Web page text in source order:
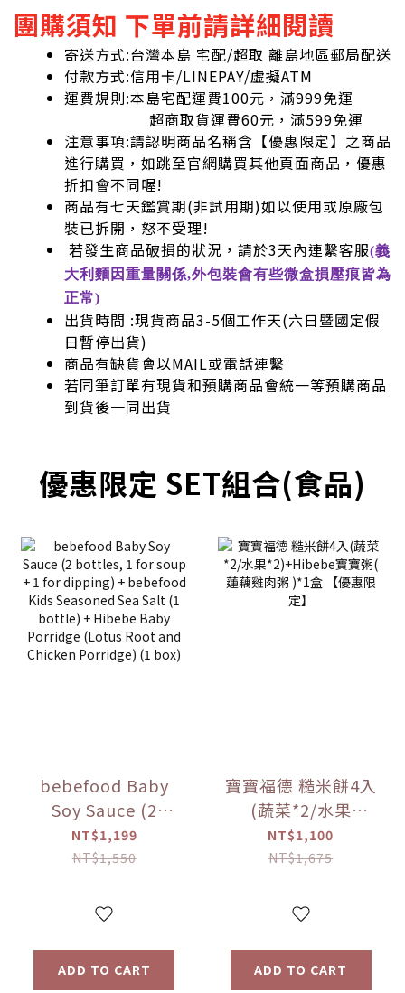
團購須知 下單前請詳細閱讀
寄送方式:台灣本島 宅配/超取 離島地區郵局配送
付款方式:信用卡/LINEPAY/虛擬ATM
運費規則:本島宅配運費100元，滿999免運
超商取貨運費60元，滿599免運
注意事項:請認明商品名稱含【優惠限定】之商品
進行購買，如跳至官網購買其他頁面商品，優惠
折扣會不同喔!
商品有七天鑑賞期(非試用期)如以使用或原廠包
裝已拆開，怒不受理!
若發生商品破損的狀況，請於3天內連繫客服(義
大利麵因重量關係,外包裝會有些微盒損壓痕皆為
正常)
出貨時間 :現貨商品3-5個工作天(六日暨國定假
日暫停出貨)
商品有缺貨會以MAIL或電話連繫
若同筆訂單有現貨和預購商品會統一等預購商品
到貨後一同出貨
優惠限定 SET組合(食品)
bebefood Baby
Soy Sauce (2
bottles, 1 for
soup + 1 for
bebefood Kids
Salt (1 bottle) +
Hibebe Baby
NT$1,199
NT$1,550
ADD TO CART
寶寶福德 糙米餅4入
(蔬菜*2/水果
*2)+Hibebe寶寶粥
( 蓮藕雞肉粥 )*1盒
NT$1,100
NT$1,675
ADD TO CART